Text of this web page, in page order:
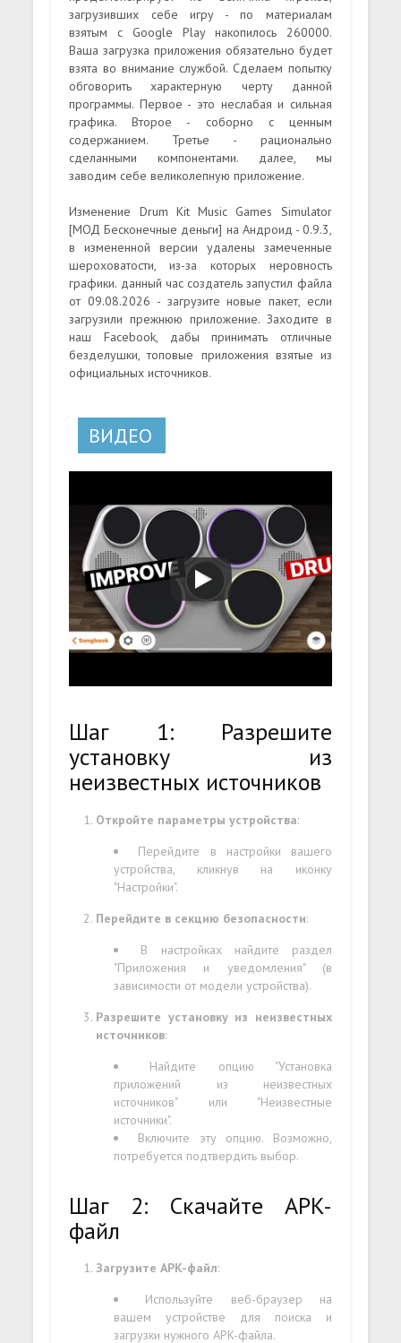
загрузивших себе игру - по материалам
взятым с Google Play накопилось 260000.
Ваша загрузка приложения обязательно будет
взята во внимание службой. Сделаем попытку
обговорить характерную черту данной
программы. Первое - это неслабая и сильная
графика. Второе - соборно с ценным
содержанием. Третье - рационально
сделанными компонентами. далее, мы
заводим себе великолепную приложение.
Изменение Drum Kit Music Games Simulator
[МОД Бесконечные деньги] на Андроид - 0.9.3,
в измененной версии удалены замеченные
шероховатости, из-за которых неровность
графики. данный час создатель запустил файла
от 09.08.2026 - загрузите новые пакет, если
загрузили прежнюю приложение. Заходите в
наш Facebook, дабы принимать отличные
безделушки, топовые приложения взятые из
официальных источников.
ВИДЕО
Шаг 1: Разрешите
установку из
неизвестных источников
Откройте параметры устройства:
Перейдите в настройки вашего
устройства, кликнув на иконку
"Настройки".
Перейдите в секцию безопасности:
В настройках найдите раздел
"Приложения и уведомления" (в
зависимости от модели устройства).
Разрешите установку из неизвестных
источников:
Найдите опцию "Установка
приложений из неизвестных
источников" или "Неизвестные
источники".
Включите эту опцию. Возможно,
потребуется подтвердить выбор.
Шаг 2: Скачайте APK-
файл
Загрузите APK-файл:
Используйте веб-браузер на
вашем устройстве для поиска и
загрузки нужного APK-файла.